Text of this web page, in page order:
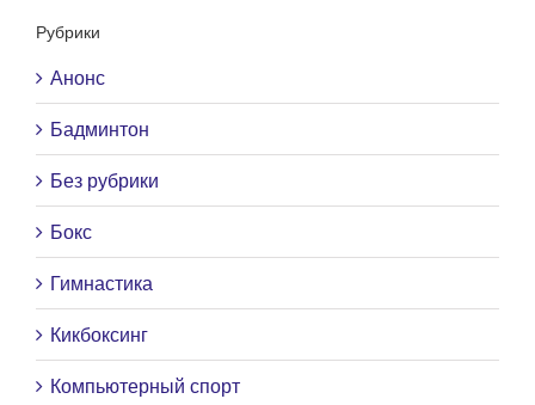
Рубрики
Анонс
Бадминтон
Без рубрики
Бокс
Гимнастика
Кикбоксинг
Компьютерный спорт